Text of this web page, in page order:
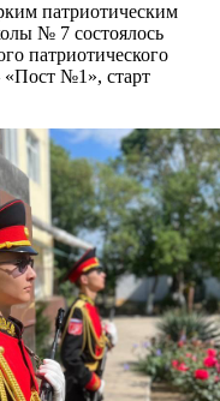
патриотическим
№ 7 состоялось
патриотического
«Пост №1», старт